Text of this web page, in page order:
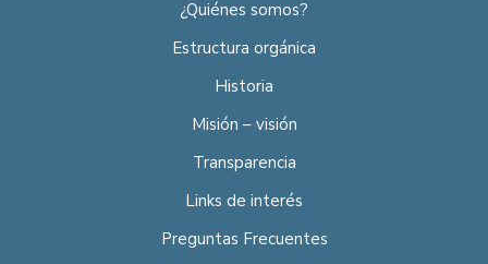
¿Quiénes somos?
Estructura orgánica
Historia
Misión – visión
Transparencia
Links de interés
Preguntas Frecuentes